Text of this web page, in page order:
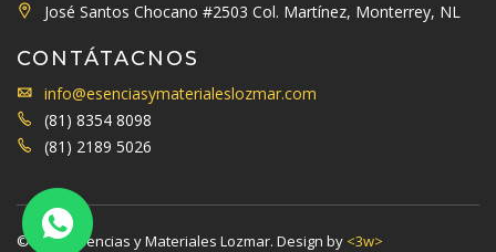
José Santos Chocano #2503 Col. Martínez, Monterrey, NL
CONTÁTACNOS
info@esenciasymaterialeslozmar.com
(81) 8354 8098
(81) 2189 5026
© 2019. Esencias y Materiales Lozmar. Design by <3w>